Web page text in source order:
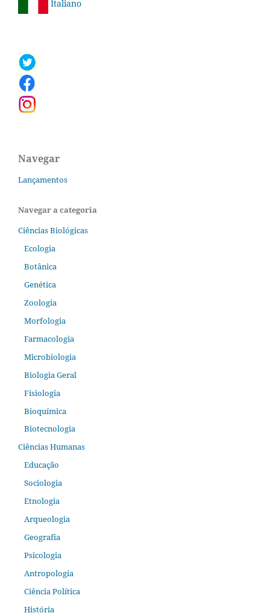
Italiano
Navegar
Lançamentos
Navegar a categoria
Ciências Biológicas
Ecologia
Botânica
Genética
Zoologia
Morfologia
Farmacologia
Microbiologia
Biologia Geral
Fisiologia
Bioquímica
Biotecnologia
Ciências Humanas
Educação
Sociologia
Etnologia
Arqueologia
Geografia
Psicologia
Antropologia
Ciência Política
História